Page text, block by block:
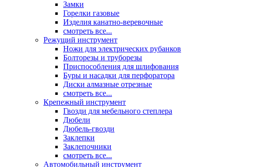
Замки
Горелки газовые
Изделия канатно-веревочные
смотреть все...
Режущий инструмент
Ножи для электрических рубанков
Болторезы и труборезы
Приспособления для шлифования
Буры и насадки для перфоратора
Диски алмазные отрезные
смотреть все...
Крепежный инструмент
Гвозди для мебельного степлера
Дюбели
Дюбель-гвозди
Заклепки
Заклепочники
смотреть все...
Автомобильный инструмент